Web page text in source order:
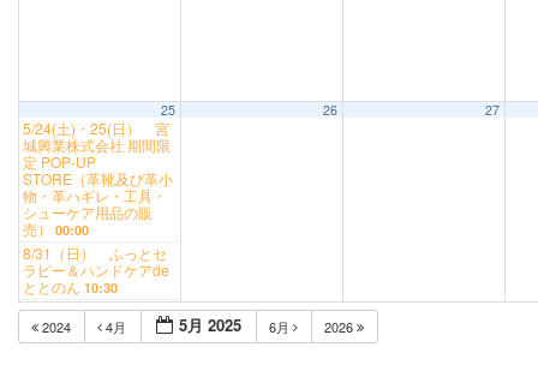
25
5/24(土)・25(日） 宮
城興業株式会社 期間限
定 POP-UP
STORE（革靴及び革小
物・革ハギレ・工具・
シューケア用品の販
売） 00:00
8/31（日） ふっとセ
ラピー＆ハンドケアde
ととのん 10:30
26 27
2024 4月 5月 2025 6月 2026